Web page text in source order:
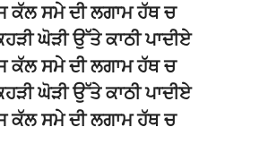
ਕੱਲ ਸਮੇ ਦੀ ਲਗਾਮ ਹੱਥ ਚ
ਘੋੜੀ ਉੱਤੇ ਕਾਠੀ ਪਾਦੀਏ
ਕੱਲ ਸਮੇ ਦੀ ਲਗਾਮ ਹੱਥ ਚ
ਘੋੜੀ ਉੱਤੇ ਕਾਠੀ ਪਾਦੀਏ
ਕੱਲ ਸਮੇ ਦੀ ਲਗਾਮ ਹੱਥ ਚ